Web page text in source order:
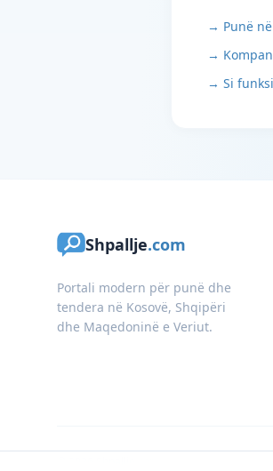
→ Punë
→
→ Si
Shpallje.com
Portali modern për punë dhe
tendera në Kosovë, Shqipëri
dhe Maqedoninë e Veriut.